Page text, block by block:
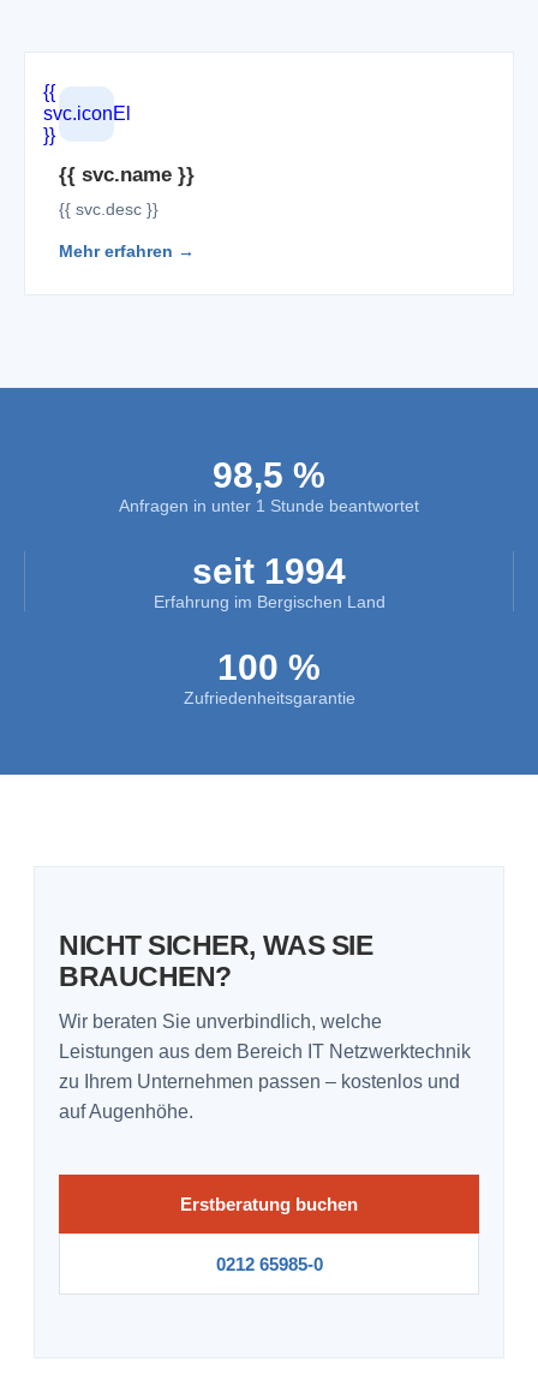
{{
svc.iconEl
}}
{{ svc.name }}
{{ svc.desc }}
Mehr erfahren →
98,5 %
Anfragen in unter 1 Stunde beantwortet
seit 1994
Erfahrung im Bergischen Land
100 %
Zufriedenheitsgarantie
NICHT SICHER, WAS SIE
BRAUCHEN?
Wir beraten Sie unverbindlich, welche
Leistungen aus dem Bereich IT Netzwerktechnik
zu Ihrem Unternehmen passen – kostenlos und
auf Augenhöhe.
Erstberatung buchen
0212 65985-0